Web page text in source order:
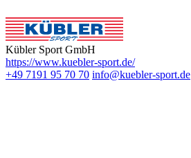
Kübler Sport GmbH
https://www.kuebler-sport.de/
+49 7191 95 70 70 info@kuebler-sport.de